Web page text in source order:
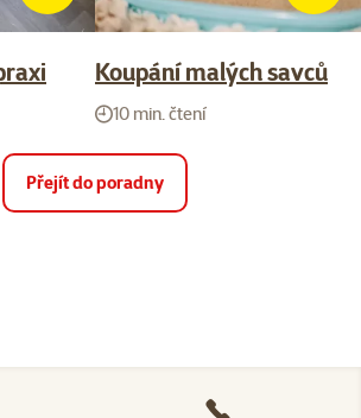
Koupání malých savců
10 min. čtení
Přejít do poradny